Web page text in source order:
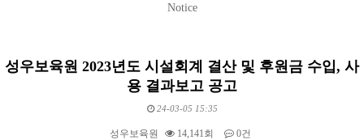
Notice
성우보육원 2023년도 시설회계 결산 및 후원금 수입, 사
용 결과보고 공고
24-03-05 15:35
성우보육원 14,141회 0건